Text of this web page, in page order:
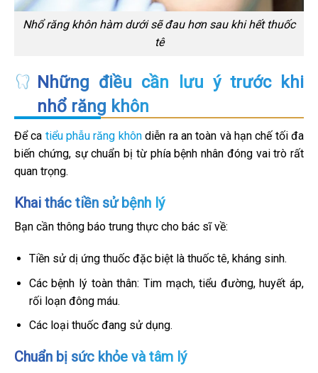
Nhổ răng khôn hàm dưới sẽ đau hơn sau khi hết thuốc
tê
Những điều cần lưu ý trước khi
nhổ răng khôn
Để ca tiểu phẫu răng khôndiễn ra an toàn và hạn chế tối đa
biến chứng, sự chuẩn bị từ phía bệnh nhân đóng vai trò rất
quan trọng.
Khai thác tiền sử bệnh lý
Bạn cần thông báo trung thực cho bác sĩ về:
Tiền sử dị ứng thuốc đặc biệt là thuốc tê, kháng sinh.
Các bệnh lý toàn thân: Tim mạch, tiểu đường, huyết áp,
rối loạn đông máu.
Các loại thuốc đang sử dụng.
Chuẩn bị sức khỏe và tâm lý